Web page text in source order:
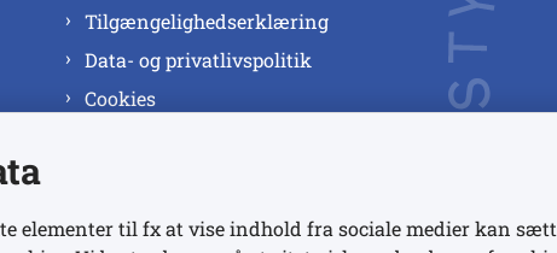
Tilgængelighedserklæring
Data- og privatlivspolitik
Cookies
elementer til fx at vise indhold fra sociale medier kan